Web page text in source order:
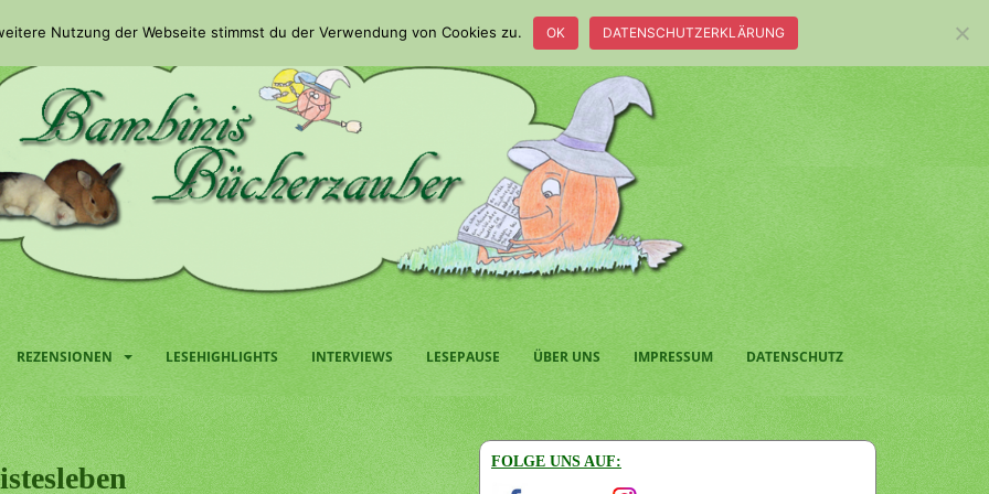
REZENSIONEN LESEHIGHLIGHTS INTERVIEWS LESEPAUSE ÜBER UNS IMPRESSUM DATENSCHUTZ
FOLGE UNS AUF:
Nutzung der Webseite stimmst du der Verwendung von Cookies zu. OK DATENSCHUTZERKLÄRUNG